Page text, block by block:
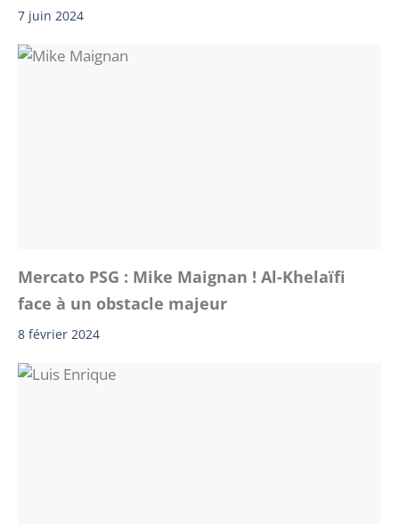
7 juin 2024
Mercato PSG : Mike Maignan ! Al-Khelaïfi
face à un obstacle majeur
8 février 2024